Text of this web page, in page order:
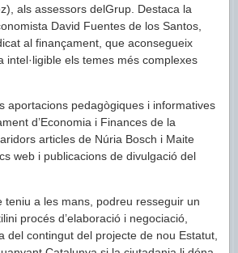
als assessors delGrup. Destaca la
David Fuentes de los Santos,
al finançament, que aconsegueix
intel·ligible els temes més complexes
aportacions pedagògiques i informatives
d’Economia i Finances de la
articles de Núria Bosch i Maite
web i publicacions de divulgació del
teniu a les mans, podreu resseguir un
procés d’elaboració i negociació,
del contingut del projecte de nou Estatut,